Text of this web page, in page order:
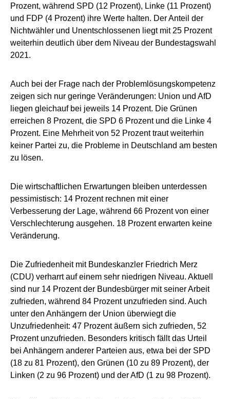
Prozent, während SPD (12 Prozent), Linke (11 Prozent)
und FDP (4 Prozent) ihre Werte halten. Der Anteil der
Nichtwähler und Unentschlossenen liegt mit 25 Prozent
weiterhin deutlich über dem Niveau der Bundestagswahl
2021.
Auch bei der Frage nach der Problemlösungskompetenz
zeigen sich nur geringe Veränderungen: Union und AfD
liegen gleichauf bei jeweils 14 Prozent. Die Grünen
erreichen 8 Prozent, die SPD 6 Prozent und die Linke 4
Prozent. Eine Mehrheit von 52 Prozent traut weiterhin
keiner Partei zu, die Probleme in Deutschland am besten
zu lösen.
Die wirtschaftlichen Erwartungen bleiben unterdessen
pessimistisch: 14 Prozent rechnen mit einer
Verbesserung der Lage, während 66 Prozent von einer
Verschlechterung ausgehen. 18 Prozent erwarten keine
Veränderung.
Die Zufriedenheit mit Bundeskanzler Friedrich Merz
(CDU) verharrt auf einem sehr niedrigen Niveau. Aktuell
sind nur 14 Prozent der Bundesbürger mit seiner Arbeit
zufrieden, während 84 Prozent unzufrieden sind. Auch
unter den Anhängern der Union überwiegt die
Unzufriedenheit: 47 Prozent äußern sich zufrieden, 52
Prozent unzufrieden. Besonders kritisch fällt das Urteil
bei Anhängern anderer Parteien aus, etwa bei der SPD
(18 zu 81 Prozent), den Grünen (10 zu 89 Prozent), der
Linken (2 zu 96 Prozent) und der AfD (1 zu 98 Prozent).